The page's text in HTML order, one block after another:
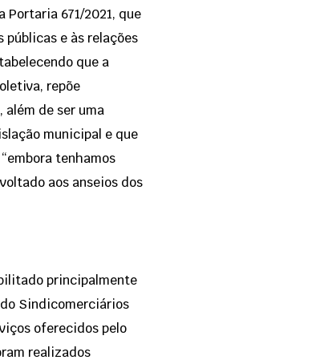
671/2021, que
e às relações
que a
repõe
de ser uma
municipal e que
tenhamos
aos anseios dos
principalmente
Sindicomerciários
oferecidos pelo
realizados